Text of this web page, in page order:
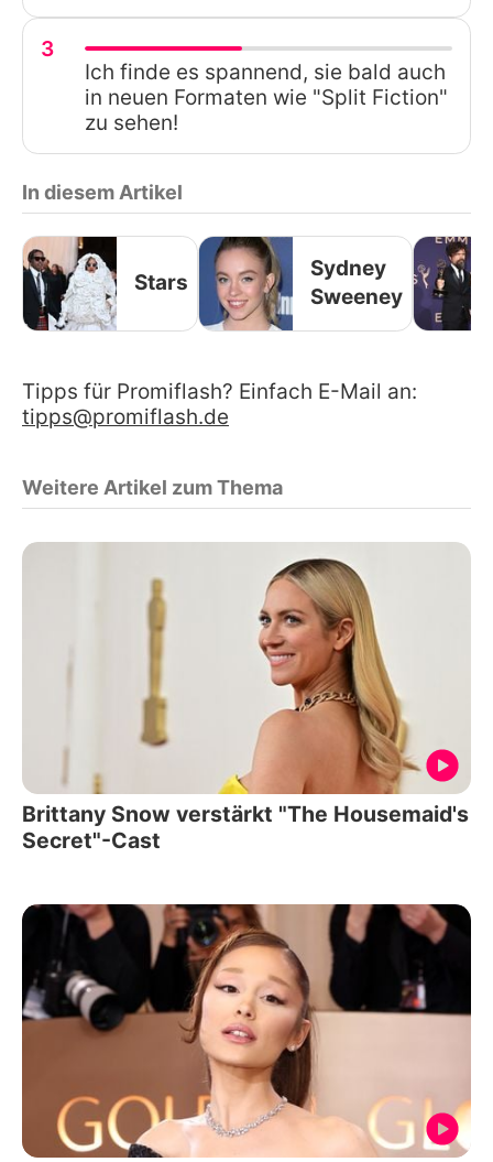
3
Ich finde es spannend, sie bald auch
in neuen Formaten wie "Split Fiction"
zu sehen!
In diesem Artikel
Stars
Sydney
Sweeney
Tipps für Promiflash? Einfach E-Mail an:
tipps@promiflash.de
Weitere Artikel zum Thema
Brittany Snow verstärkt "The Housemaid's
Secret"-Cast